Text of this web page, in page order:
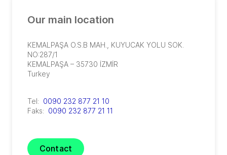
Our main location
KEMALPAŞA O.S.B MAH.
KUYUCAK YOLU SOK.
NO:287/1
KEMALPAŞA – 35730 İZMİR
Turkey
Tel: 0090 232 877 21 10
Faks: 0090 232 877 21 11
Contact